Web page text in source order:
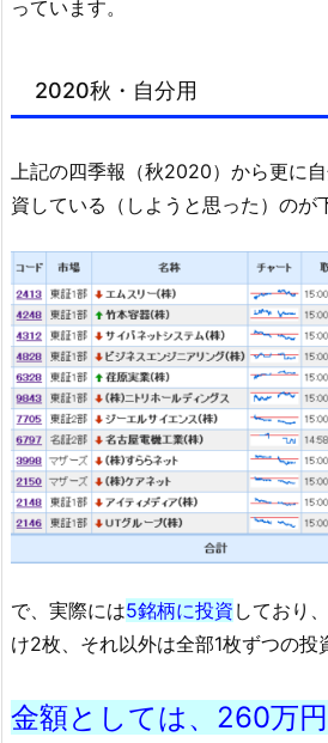
っています。
2020秋・自分用
上記の四季報（秋2020）から更に
資している（しようと思った）のが
で、実際には5銘柄に投資 しており
け2枚、それ以外は全部1枚ずつの投
金額としては、260万